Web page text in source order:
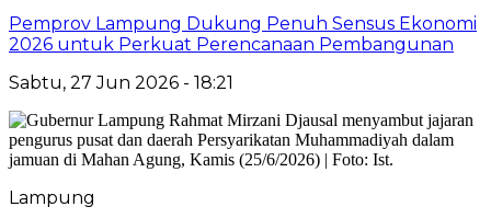
Pemprov Lampung Dukung Penuh Sensus Ekonomi
2026 untuk Perkuat Perencanaan Pembangunan
Sabtu, 27 Jun 2026 - 18:21
Lampung